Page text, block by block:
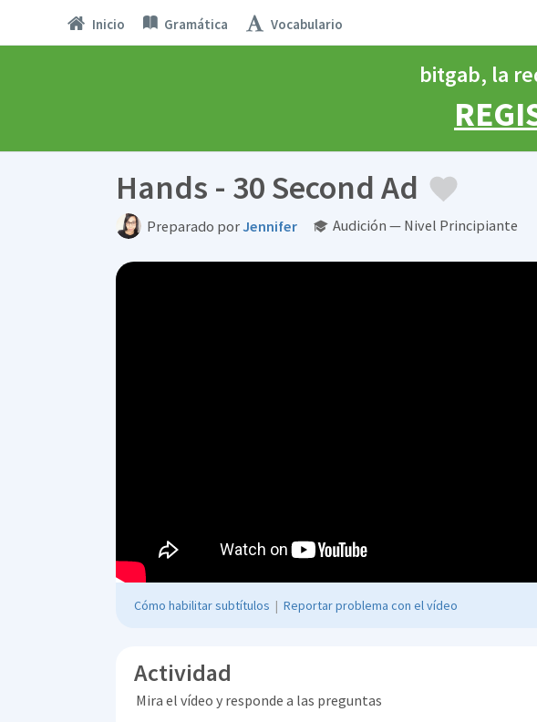
Inicio Gramática Vocabulario
bitgab, la
Hands - 30 Second Ad
Preparado porJennifer Audición — Nivel Principiante
Cómo habilitar subtítulos | Reportar problema con el vídeo
Actividad
Mira el vídeo y responde a las preguntas